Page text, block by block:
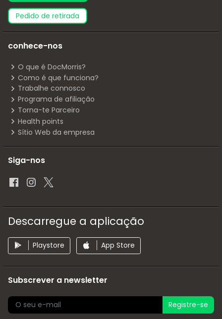
pedido de retirada
conhece-nos
O que é DocMorris?
Como é que funciona?
Trabalhe connosco
Programa de afiliação
Torna-te Parceiro
Health points
Sítio Web da empresa
Siga-nos
Descarregue a aplicação
Playstore App Store
Subscrever a newsletter
Registre-se